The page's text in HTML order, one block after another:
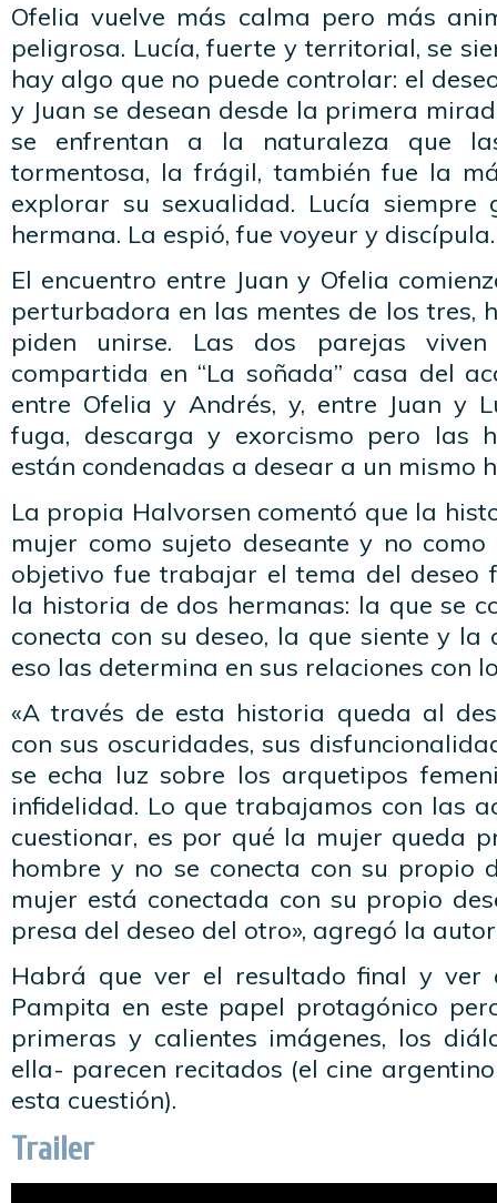
Ofelia vuelve más calma pero más
peligrosa. Lucía, fuerte y territorial, se
hay algo que no puede controlar: el
y Juan se desean desde la primera
se enfrentan a la naturaleza que
tormentosa, la frágil, también fue la
explorar su sexualidad. Lucía
hermana. La espió, fue voyeur y discípula.
El encuentro entre Juan y Ofelia
perturbadora en las mentes de los tres,
piden unirse. Las dos parejas
compartida en “La soñada” casa del
entre Ofelia y Andrés, y, entre Juan y
fuga, descarga y exorcismo pero las
están condenadas a desear a un mismo
La propia Halvorsen comentó que la
mujer como sujeto deseante y no como
objetivo fue trabajar el tema del deseo
la historia de dos hermanas: la que se
conecta con su deseo, la que siente y la
eso las determina en sus relaciones con
«A través de esta historia queda al
con sus oscuridades, sus
se echa luz sobre los arquetipos
infidelidad. Lo que trabajamos con las
cuestionar, es por qué la mujer queda
hombre y no se conecta con su propio
mujer está conectada con su propio
presa del deseo del otro», agregó la
Habrá que ver el resultado final y ver
Pampita en este papel protagónico
primeras y calientes imágenes, los
ella- parecen recitados (el cine
esta cuestión).
Trailer